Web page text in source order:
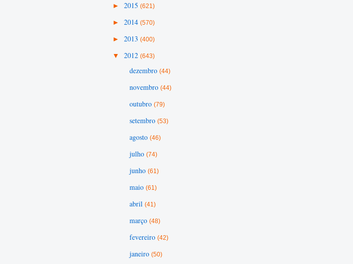
► 2015 (621)
► 2014 (570)
► 2013 (400)
▼ 2012 (643)
dezembro (44)
novembro (44)
outubro (79)
setembro (53)
agosto (46)
julho (74)
junho (61)
maio (61)
abril (41)
março (48)
fevereiro (42)
janeiro (50)